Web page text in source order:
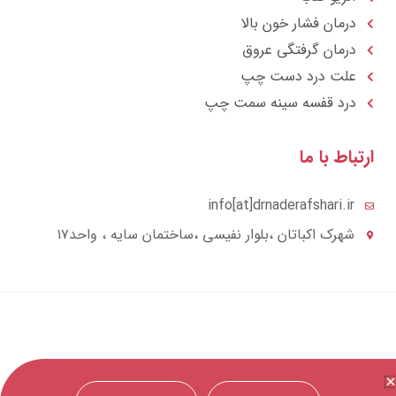
درمان فشار خون بالا
درمان گرفتگی عروق
علت درد دست چپ
درد قفسه سينه سمت چپ
با ما
info[at]drnaderafshari.ir
شهرک اکباتان ،بلوار نفیسی ،ساختمان سایه ، واحد۱۷